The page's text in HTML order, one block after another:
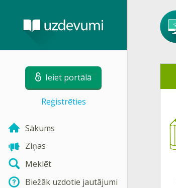
Ieiet portālā
Reģistrēties
Sākums
Ziņas
Meklēt
Biežāk uzdotie jautājumi